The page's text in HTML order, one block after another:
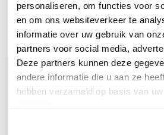
personaliseren, om functies voor
en om ons websiteverkeer te
informatie over uw gebruik van
partners voor social media,
Deze partners kunnen deze
andere informatie die u aan ze
hebben verzameld op basis van
Toon meer
WIL JIJ ADVIES OP MAAT?
Vraag het onze